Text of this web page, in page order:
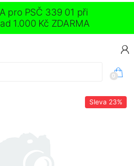
pro PSČ 339 01 při
1.000 Kč ZDARMA
0
Sleva 23%